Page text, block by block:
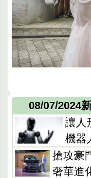
08/07/2024
讓人
機器
搶攻豪
奢華進